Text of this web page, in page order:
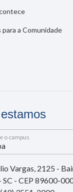
para a Comunidade
o campus
Vargas, 2125 -
SC - CEP 89600-